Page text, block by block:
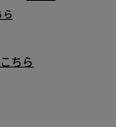
ら
こちら